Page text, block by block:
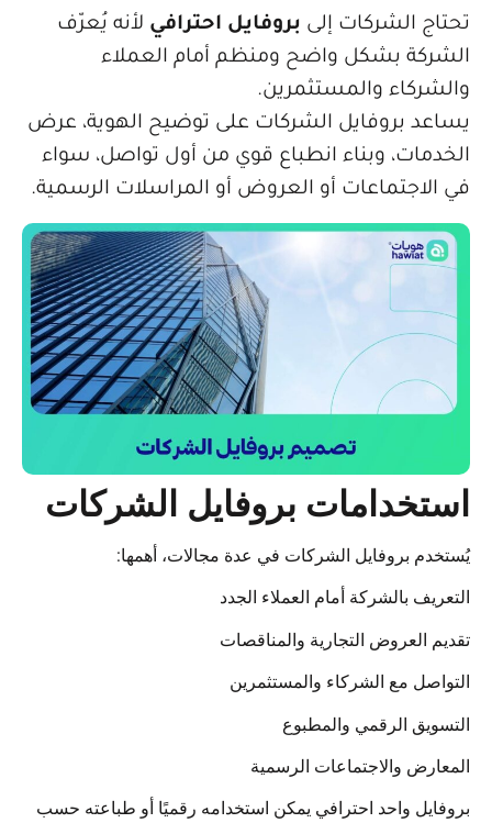
الشركات إلىبروفايل احترافيلأنه يُعرّف
بشكل واضح ومنظم أمام العملاء
والمستثمرين.
بروفايل الشركات على توضيح الهوية، عرض
وبناء انطباع قوي من أول تواصل، سواء
أو العروض أو المراسلات الرسمية.
بروفايل الشركات
بروفايل الشركات في عدة مجالات، أهمها:
بالشركة أمام العملاء الجدد
العروض التجارية والمناقصات
مع الشركاء والمستثمرين
الرقمي والمطبوع
والاجتماعات الرسمية
واحد احترافي يمكن استخدامه رقميًا أو طباعته حسب